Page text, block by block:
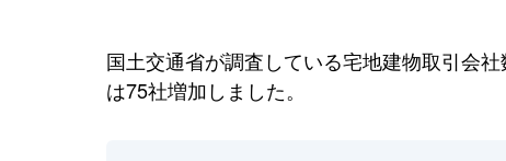
国土交通省が調査している宅地建物取引会
は75社増加しました。